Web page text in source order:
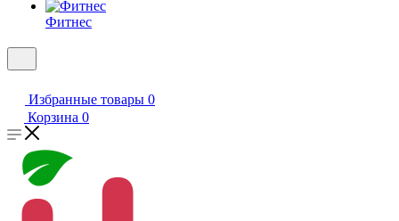
Фитнес
Избранные товары 0
Корзина 0